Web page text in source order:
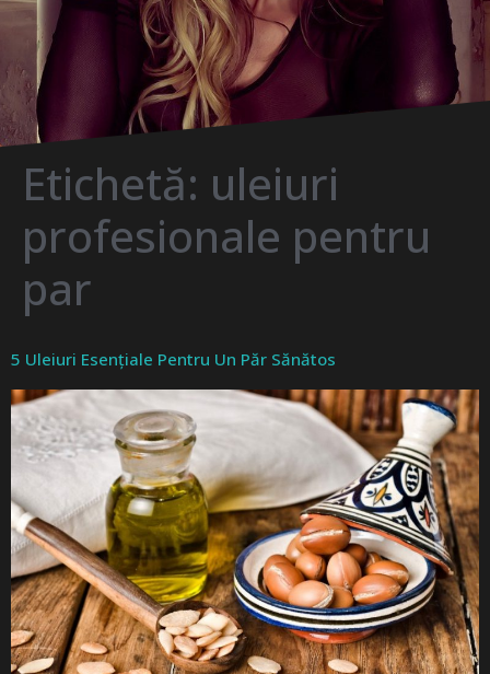
Etichetă: uleiuri
profesionale pentru
par
5 Uleiuri Esențiale Pentru Un Păr Sănătos